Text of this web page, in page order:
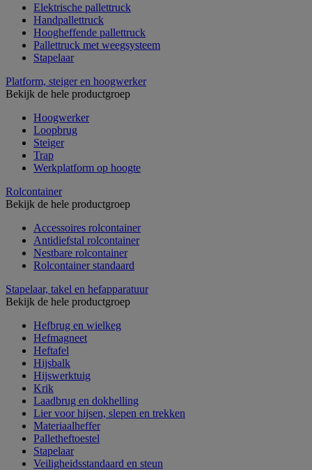
Elektrische pallettruck
Handpallettruck
Hoogheffende pallettruck
Pallettruck met weegsysteem
Stapelaar
Platform, steiger en hoogwerker
Bekijk de hele productgroep
Hoogwerker
Loopbrug
Steiger
Trap
Werkplatform op hoogte
Rolcontainer
Bekijk de hele productgroep
Accessoires rolcontainer
Antidiefstal rolcontainer
Nestbare rolcontainer
Rolcontainer standaard
Stapelaar, takel en hefapparatuur
Bekijk de hele productgroep
Hefbrug en wielkeg
Hefmagneet
Heftafel
Hijsbalk
Hijswerktuig
Krik
Laadbrug en dokhelling
Lier voor hijsen, slepen en trekken
Materiaalheffer
Palletheftoestel
Stapelaar
Veiligheidsstandaard en steun